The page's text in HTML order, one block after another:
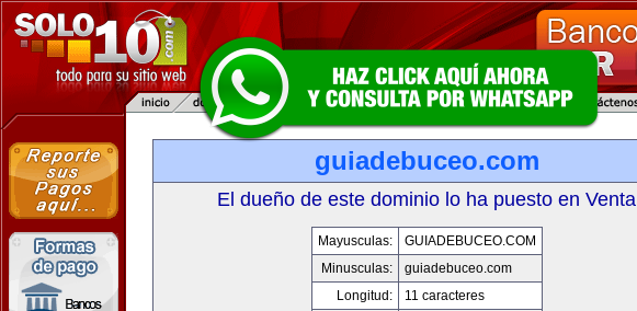
guiadebuceo.com
El dueño de este dominio lo ha puesto en Venta
Mayusculas:
GUIADEBUCEO.COM
Minusculas:
guiadebuceo.com
Longitud:
11 caracteres